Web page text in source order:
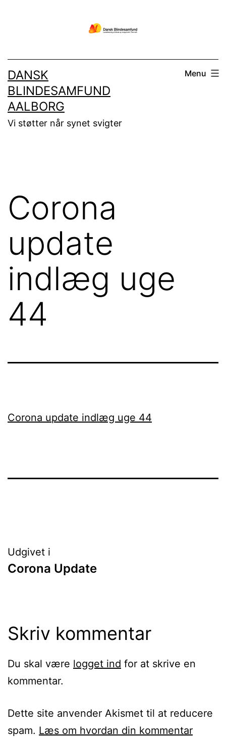
DANSK
BLINDESAMFUND
AALBORG
Vi støtter når synet svigter
Menu
Corona
update
indlæg uge
44
Corona update indlæg uge 44
Indlægsnavigation
Udgivet i
Corona Update
Skriv kommentar
Du skal være logget ind for at skrive en
kommentar.
Dette site anvender Akismet til at reducere
spam. Læs om hvordan din kommentar